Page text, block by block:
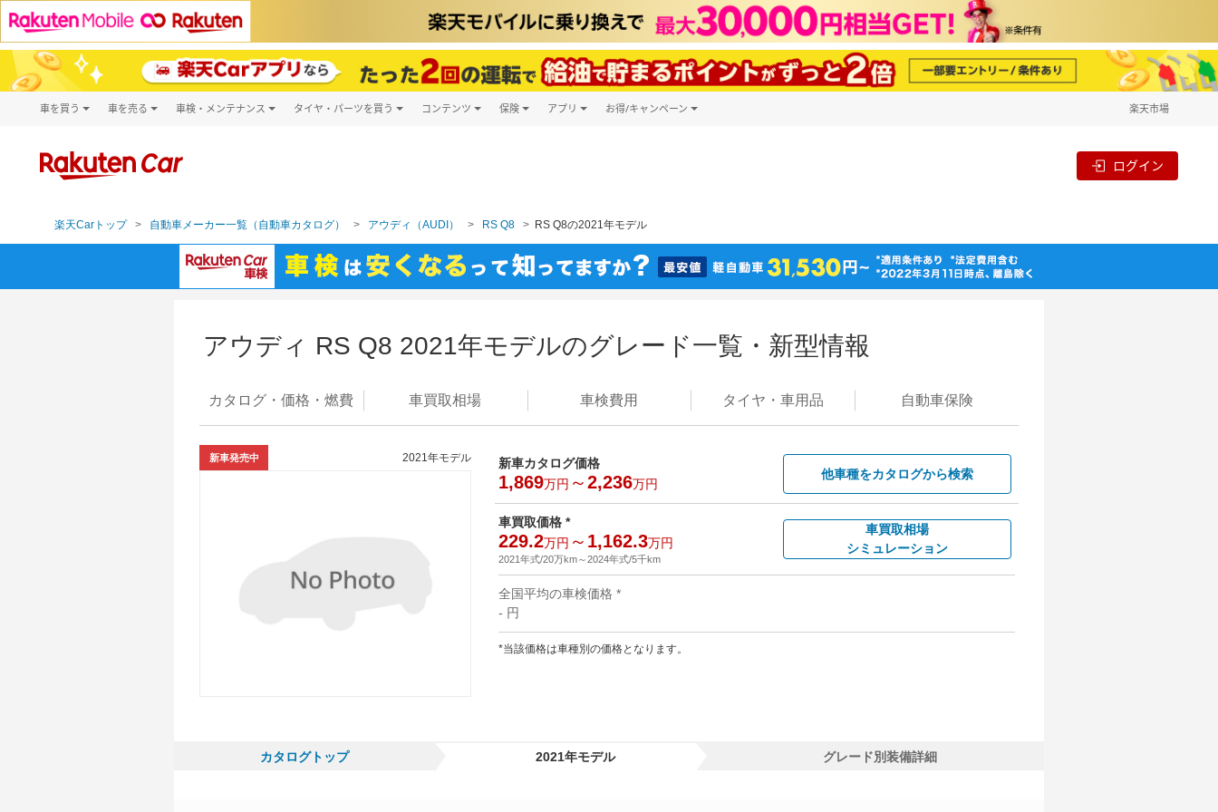
車を買う
新車
車を売る 車検・メンテナンス タイヤ・パーツを買う コンテンツ 保険 アプリ お得/キャンペーン 楽天市場
ログイン
楽天Carトップ 自動車メーカー一覧（自動車カタログ） アウディ（AUDI） RS Q8 RS Q8の2021年モデル
アウディ RS Q8 2021年モデルのグレード一覧・新型情報
カタログ・価格・燃費 車買取相場 車検費用 タイヤ・ 車用品 自動車保険
新車発売中 2021年モデル 新車カタログ価格
1,869万円 ～2,236万円
他車種をカタログから検索
車買取価格 *
229.2万円 ～ 1,162.3万円
2021年式/20万km～2024年式/5千km
車買取相場
シミュレーション
全国平均の車検価格 *
- 円
*当該価格は車種別の価格となります。
カタログトップ 2021年モデル グレード別装備詳細